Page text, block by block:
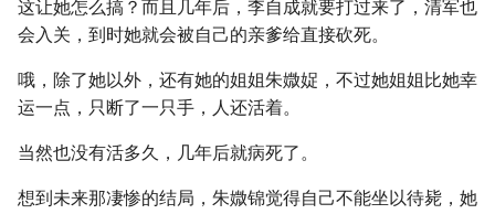
这让她怎么搞？而且几年后，李自成就要打过来了，清军也
会入关，到时她就会被自己的亲爹给直接砍死。
哦，除了她以外，还有她的姐姐朱媺娖，不过她姐姐比她幸
运一点，只断了一只手，人还活着。
当然也没有活多久，几年后就病死了。
想到未来那凄惨的结局，朱媺锦觉得自己不能坐以待毙，她